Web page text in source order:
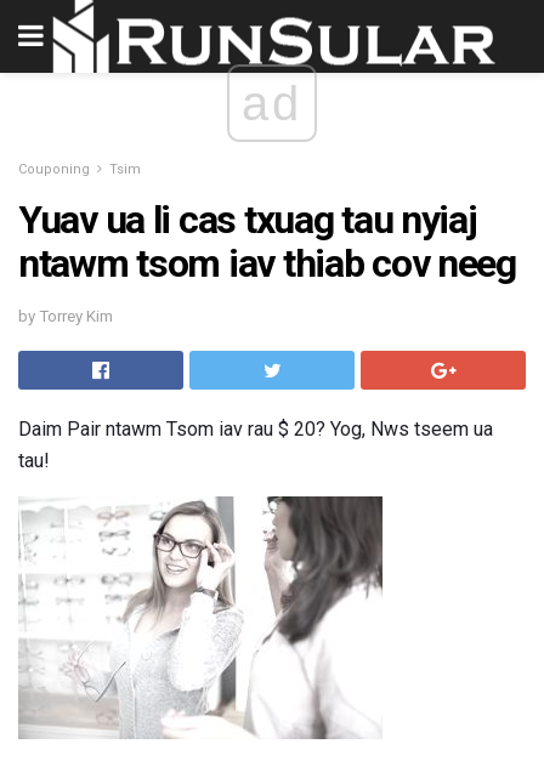
ad
Couponing Tsim
Yuav ua li cas txuag tau nyiaj
ntawm tsom iav thiab cov neeg
by Torrey Kim
Daim Pair ntawm Tsom iav rau $ 20? Yog, Nws tseem ua
tau!